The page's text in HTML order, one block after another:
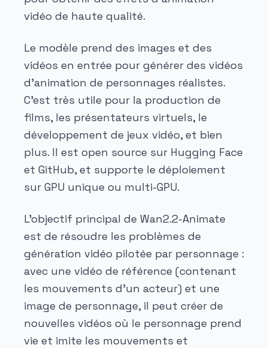
vidéo de haute qualité.
Le modèle prend des images et des
vidéos en entrée pour générer des vidéos
d'animation de personnages réalistes.
C'est très utile pour la production de
films, les présentateurs virtuels, le
développement de jeux vidéo, et bien
plus. Il est open source sur Hugging Face
et GitHub, et supporte le déploiement
sur GPU unique ou multi-GPU.
L'objectif principal de Wan2.2-Animate
est de résoudre les problèmes de
génération vidéo pilotée par personnage :
avec une vidéo de référence (contenant
les mouvements d'un acteur) et une
image de personnage, il peut créer de
nouvelles vidéos où le personnage prend
vie et imite les mouvements et